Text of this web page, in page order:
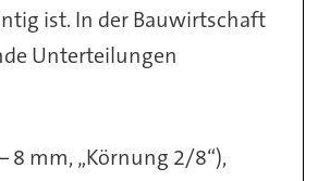
ist. In der Bauwirtschaft
Unterteilungen
8 mm, „Körnung 2/8“),